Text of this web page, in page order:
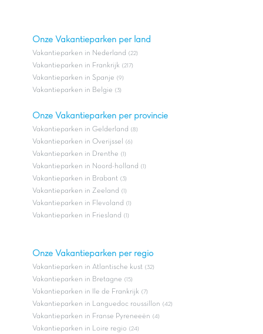
Onze Vakantieparken per land
Vakantieparken in Nederland (22)
Vakantieparken in Frankrijk (217)
Vakantieparken in Spanje (9)
Vakantieparken in Belgie (3)
Onze Vakantieparken per provincie
Vakantieparken in Gelderland (8)
Vakantieparken in Overijssel (6)
Vakantieparken in Drenthe (1)
Vakantieparken in Noord-holland (1)
Vakantieparken in Brabant (3)
Vakantieparken in Zeeland (1)
Vakantieparken in Flevoland (1)
Vakantieparken in Friesland (1)
Onze Vakantieparken per regio
Vakantieparken in Atlantische kust (32)
Vakantieparken in Bretagne (15)
Vakantieparken in Ile de Frankrijk (7)
Vakantieparken in Languedoc roussillon (42)
Vakantieparken in Franse Pyreneeën (4)
Vakantieparken in Loire regio (24)